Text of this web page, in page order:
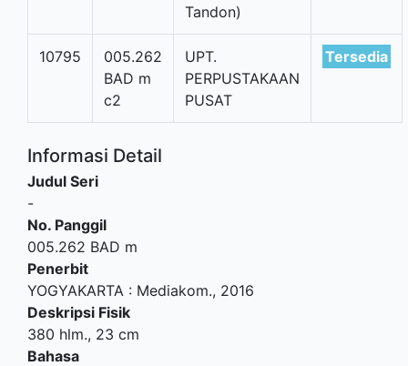
Tandon)
10795
005.262
BAD m
c2
UPT.
PERPUSTAKAAN
PUSAT
Tersedia
Informasi Detail
Judul Seri
-
No. Panggil
005.262 BAD m
Penerbit
YOGYAKARTA : Mediakom., 2016
Deskripsi Fisik
380 hlm., 23 cm
Bahasa